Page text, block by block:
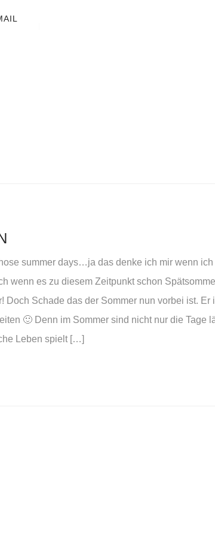
summer days…ja das denke ich mir wenn ich
wenn es zu diesem Zeitpunkt schon
Doch Schade das der Sommer nun vorbei ist. Er
🙂 Denn im Sommer sind nicht nur die Tage
Leben spielt […]